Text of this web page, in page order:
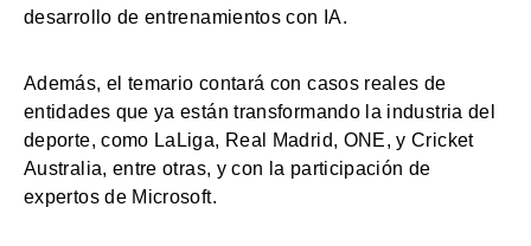
desarrollo de entrenamientos con IA.
Además, el temario contará con casos reales de
entidades que ya están transformando la industria del
deporte, como LaLiga, Real Madrid, ONE, y Cricket
Australia, entre otras, y con la participación de
expertos de Microsoft.